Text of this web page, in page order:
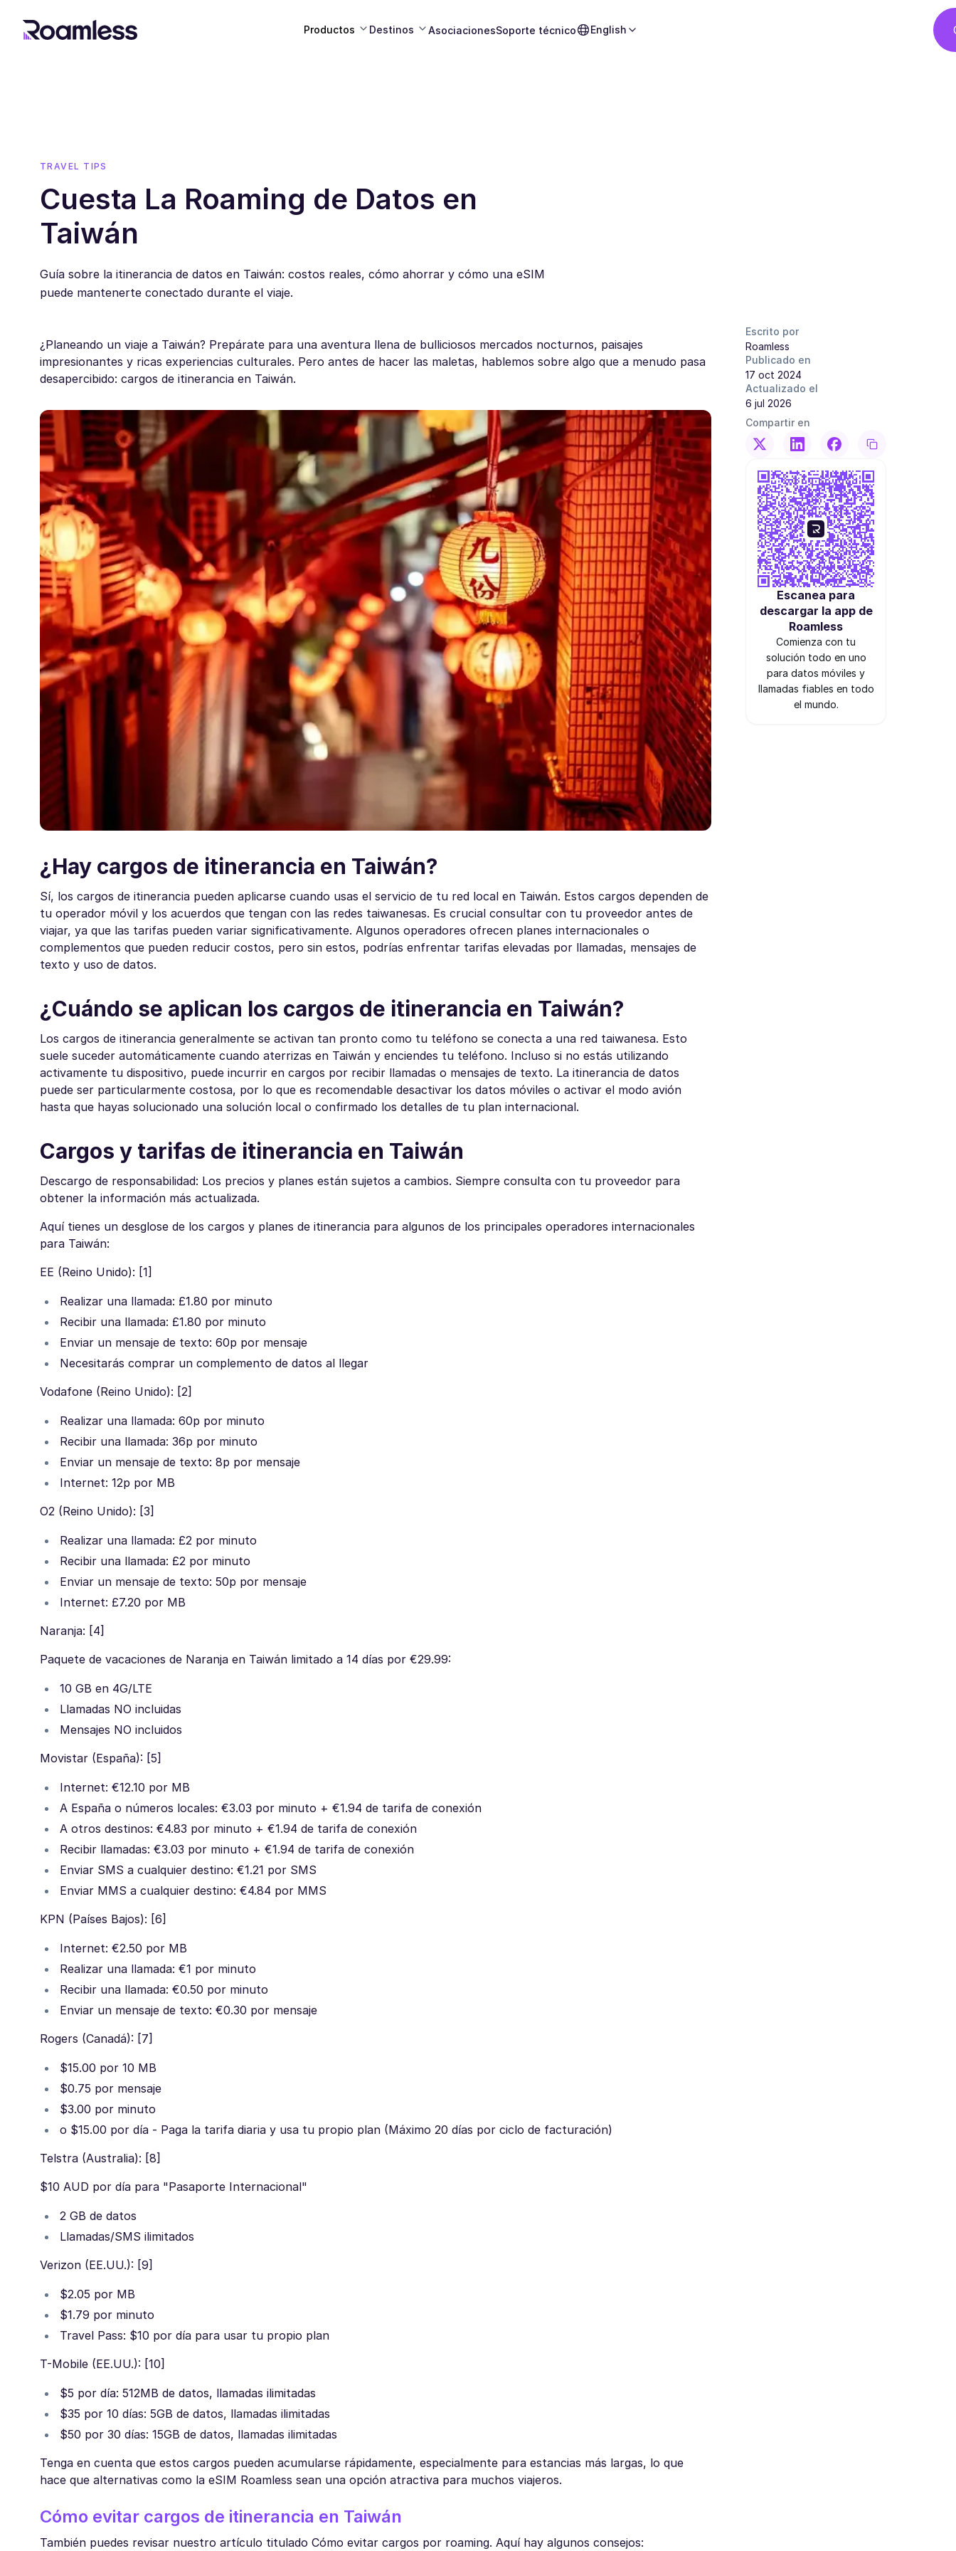
Productos Destinos AsociacionesSoporte técnico English
TRAVEL TIPS
Cuesta La Roaming de Datos en
Taiwán
Guía sobre la itinerancia de datos en Taiwán: costos reales, cómo ahorrar y cómo una eSIM
puede mantenerte conectado durante el viaje.
¿Planeando un viaje a Taiwán? Prepárate para una aventura llena de bulliciosos mercados nocturnos, paisajes
impresionantes y ricas experiencias culturales. Pero antes de hacer las maletas, hablemos sobre algo que a menudo pasa
desapercibido: cargos de itinerancia en Taiwán.
¿Hay cargos de itinerancia en Taiwán?
Sí, los cargos de itinerancia pueden aplicarse cuando usas el servicio de tu red local en Taiwán. Estos cargos dependen de
tu operador móvil y los acuerdos que tengan con las redes taiwanesas. Es crucial consultar con tu proveedor antes de
viajar, ya que las tarifas pueden variar significativamente. Algunos operadores ofrecen planes internacionales o
complementos que pueden reducir costos, pero sin estos, podrías enfrentar tarifas elevadas por llamadas, mensajes de
texto y uso de datos.
¿Cuándo se aplican los cargos de itinerancia en Taiwán?
Los cargos de itinerancia generalmente se activan tan pronto como tu teléfono se conecta a una red taiwanesa. Esto
suele suceder automáticamente cuando aterrizas en Taiwán y enciendes tu teléfono. Incluso si no estás utilizando
activamente tu dispositivo, puede incurrir en cargos por recibir llamadas o mensajes de texto. La itinerancia de datos
puede ser particularmente costosa, por lo que es recomendable desactivar los datos móviles o activar el modo avión
hasta que hayas solucionado una solución local o confirmado los detalles de tu plan internacional.
Cargos y tarifas de itinerancia en Taiwán
Descargo de responsabilidad: Los precios y planes están sujetos a cambios. Siempre consulta con tu proveedor para
obtener la información más actualizada.
Aquí tienes un desglose de los cargos y planes de itinerancia para algunos de los principales operadores internacionales
para Taiwán:
EE (Reino Unido): [1]
Realizar una llamada: £1.80 por minuto
Recibir una llamada: £1.80 por minuto
Enviar un mensaje de texto: 60p por mensaje
Necesitarás comprar un complemento de datos al llegar
Vodafone (Reino Unido): [2]
Realizar una llamada: 60p por minuto
Recibir una llamada: 36p por minuto
Enviar un mensaje de texto: 8p por mensaje
Internet: 12p por MB
O2 (Reino Unido): [3]
Realizar una llamada: £2 por minuto
Recibir una llamada: £2 por minuto
Enviar un mensaje de texto: 50p por mensaje
Internet: £7.20 por MB
Naranja: [4]
Paquete de vacaciones de Naranja en Taiwán limitado a 14 días por €29.99:
10 GB en 4G/LTE
Llamadas NO incluidas
Mensajes NO incluidos
Movistar (España): [5]
Internet: €12.10 por MB
A España o números locales: €3.03 por minuto + €1.94 de tarifa de conexión
A otros destinos: €4.83 por minuto + €1.94 de tarifa de conexión
Recibir llamadas: €3.03 por minuto + €1.94 de tarifa de conexión
Enviar SMS a cualquier destino: €1.21 por SMS
Enviar MMS a cualquier destino: €4.84 por MMS
KPN (Países Bajos): [6]
Internet: €2.50 por MB
Realizar una llamada: €1 por minuto
Recibir una llamada: €0.50 por minuto
Enviar un mensaje de texto: €0.30 por mensaje
Rogers (Canadá): [7]
$15.00 por 10 MB
$0.75 por mensaje
$3.00 por minuto
o $15.00 por día - Paga la tarifa diaria y usa tu propio plan (Máximo 20 días por ciclo de facturación)
Telstra (Australia): [8]
$10 AUD por día para "Pasaporte Internacional"
2 GB de datos
Llamadas/SMS ilimitados
Verizon (EE.UU.): [9]
$2.05 por MB
$1.79 por minuto
Travel Pass: $10 por día para usar tu propio plan
T-Mobile (EE.UU.): [10]
$5 por día: 512MB de datos, llamadas ilimitadas
$35 por 10 días: 5GB de datos, llamadas ilimitadas
$50 por 30 días: 15GB de datos, llamadas ilimitadas
Tenga en cuenta que estos cargos pueden acumularse rápidamente, especialmente para estancias más largas, lo que
hace que alternativas como la eSIM Roamless sean una opción atractiva para muchos viajeros.
Cómo evitar cargos de itinerancia en Taiwán
También puedes revisar nuestro artículo titulado Cómo evitar cargos por roaming. Aquí hay algunos consejos:
Escrito por
Roamless
Publicado en
17 oct 2024
Actualizado el
6 jul 2026
Compartir en
Escanea para
descargar la app de
Roamless
Comienza con tu
solución todo en uno
para datos móviles y
llamadas fiables en todo
el mundo.